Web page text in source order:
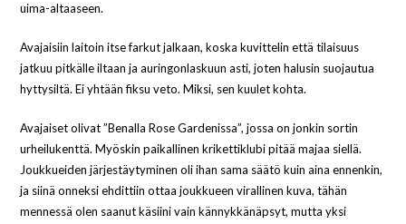
uima-altaaseen.
Avajaisiin laitoin itse farkut jalkaan, koska kuvittelin että tilaisuus
jatkuu pitkälle iltaan ja auringonlaskuun asti, joten halusin suojautua
hyttysiltä. Ei yhtään fiksu veto. Miksi, sen kuulet kohta.
Avajaiset olivat ”Benalla Rose Gardenissa”, jossa on jonkin sortin
urheilukenttä. Myöskin paikallinen krikettiklubi pitää majaa siellä.
Joukkueiden järjestäytyminen oli ihan sama säätö kuin aina ennenkin,
ja siinä onneksi ehdittiin ottaa joukkueen virallinen kuva, tähän
mennessä olen saanut käsiini vain kännykkänäpsyt, mutta yksi